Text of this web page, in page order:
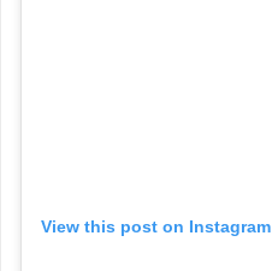
View this post on Instagram